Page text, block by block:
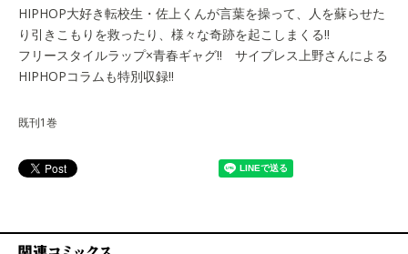
HIPHOP大好き転校生・佐上くんが言葉を操って、人を蘇らせた
り引きこもりを救ったり、様々な奇跡を起こしまくる!!
フリースタイルラップ×青春ギャグ!! サイプレス上野さんによる
HIPHOPコラムも特別収録!!
既刊1巻